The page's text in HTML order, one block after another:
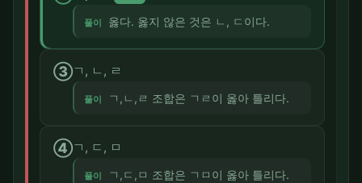
풀이 옳다. 옳지 않은 것은 ㄴ, ㄷ이다.
③ㄱ, ㄴ, ㄹ
풀이 ㄱ,ㄴ,ㄹ 조합은 ㄱㄹ이 옳아 틀리다.
④ㄱ, ㄷ, ㅁ
풀이 ㄱ,ㄷ,ㅁ 조합은 ㄱㅁ이 옳아 틀리다.